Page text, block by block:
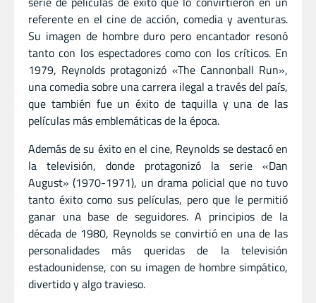
referente en el cine de acción, comedia y aventuras.
Su imagen de hombre duro pero encantador resonó
tanto con los espectadores como con los críticos. En
1979, Reynolds protagonizó «The Cannonball Run»,
una comedia sobre una carrera ilegal a través del país,
que también fue un éxito de taquilla y una de las
películas más emblemáticas de la época.
Además de su éxito en el cine, Reynolds se destacó en
la televisión, donde protagonizó la serie «Dan
August» (1970-1971), un drama policial que no tuvo
tanto éxito como sus películas, pero que le permitió
ganar una base de seguidores. A principios de la
década de 1980, Reynolds se convirtió en una de las
personalidades más queridas de la televisión
estadounidense, con su imagen de hombre simpático,
divertido y algo travieso.